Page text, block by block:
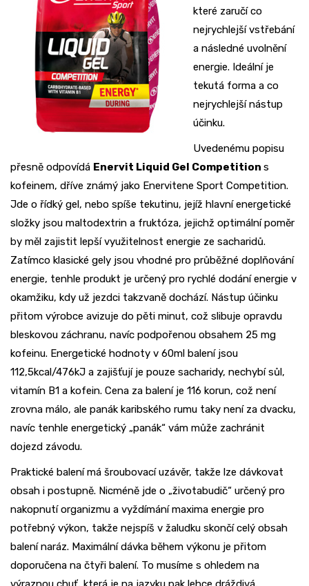
které zaručí co
nejrychlejší vstřebání
a následné uvolnění
energie. Ideální je
tekutá forma a co
nejrychlejší nástup
účinku.
Uvedenému popisu
přesně odpovídá Enervit Liquid Gel Competition s
kofeinem, dříve známý jako Enervitene Sport Competition.
Jde o řídký gel, nebo spíše tekutinu, jejíž hlavní energetické
složky jsou maltodextrin a fruktóza, jejichž optimální poměr
by měl zajistit lepší využitelnost energie ze sacharidů.
Zatímco klasické gely jsou vhodné pro průběžné doplňování
energie, tenhle produkt je určený pro rychlé dodání energie v
okamžiku, kdy už jezdci takzvaně dochází. Nástup účinku
přitom výrobce avizuje do pěti minut, což slibuje opravdu
bleskovou záchranu, navíc podpořenou obsahem 25 mg
kofeinu. Energetické hodnoty v 60ml balení jsou
112,5kcal/476kJ a zajišťují je pouze sacharidy, nechybí sůl,
vitamín B1 a kofein. Cena za balení je 116 korun, což není
zrovna málo, ale panák karibského rumu taky není za dvacku,
navíc tenhle energetický „panák“ vám může zachránit
dojezd závodu.
Praktické balení má šroubovací uzávěr, takže lze dávkovat
obsah i postupně. Nicméně jde o „životabudič“ určený pro
nakopnutí organizmu a vyždímání maxima energie pro
potřebný výkon, takže nejspíš v žaludku skončí celý obsah
balení naráz. Maximální dávka během výkonu je přitom
doporučena na čtyři balení. To musíme s ohledem na